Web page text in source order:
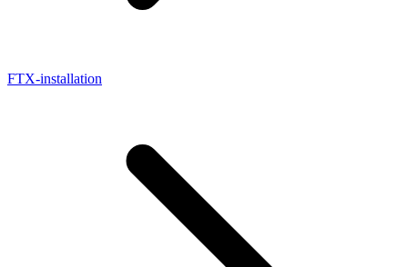
FTX-installation